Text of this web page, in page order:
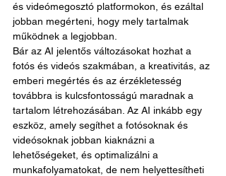
és videómegosztó platformokon, és ezáltal
jobban megérteni, hogy mely tartalmak
működnek a legjobban.
Bár az AI jelentős változásokat hozhat a
fotós és videós szakmában, a kreativitás, az
emberi megértés és az érzékletesség
továbbra is kulcsfontosságú maradnak a
tartalom létrehozásában. Az AI inkább egy
eszköz, amely segíthet a fotósoknak és
videósoknak jobban kiaknázni a
lehetőségeket, és optimalizálni a
munkafolyamatokat, de nem helyettesítheti